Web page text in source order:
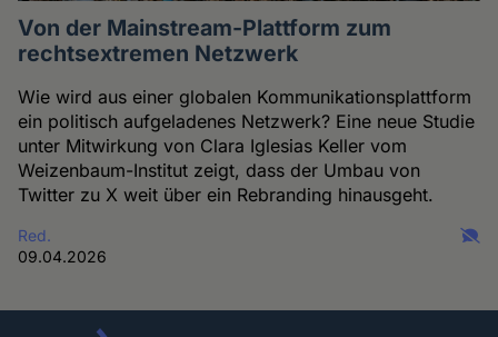
Von der Mainstream-Plattform zum
rechtsextremen Netzwerk
Wie wird aus einer globalen Kommunikationsplattform
ein politisch aufgeladenes Netzwerk? Eine neue Studie
unter Mitwirkung von Clara Iglesias Keller vom
Weizenbaum-Institut zeigt, dass der Umbau von
Twitter zu X weit über ein Rebranding hinausgeht.
Red.
09.04.2026